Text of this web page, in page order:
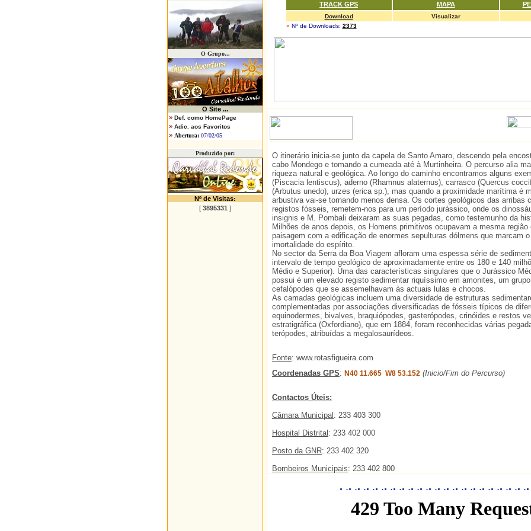
O Grupo...
O Site ...
» Def. como HomePage
» Adic. aos Favoritos
» Abertura: 07/02/05
Produzido por:
Nº de Visitas:
[ 3895331 ]
TRACK GPS MAPA
Download
Visualizar
» Nº de Downloads: 2373
O itinerário inicia-se junto da capela de Santo Amaro, descendo pela
cabo Mondego e tomando a cumeada até à Murtinheira. O percurso alia
riqueza natural e geológica. Ao longo do caminho encontramos alguns
(Piscacia lentiscus), aderno (Rhamnus alaternus), carrasco (Quercus
(Arbutus unedo), urzes (erica sp.), mas quando a proximidade marítima é
arbustiva vai-se tornando menos densa. Os cortes geológicos das arribas
registos fósseis, remetem-nos para um período jurássico, onde os
insignis e M. Pombali deixaram as suas pegadas, como testemunho da
Milhões de anos depois, os Homens primitivos ocupavam a mesma
paisagem com a edificação de enormes sepulturas dólmens que marcam
imortalidade do espírito.
No sector da Serra da Boa Viagem afloram uma espessa série de
intervalo de tempo geológico de aproximadamente entre os 180 e 140
Médio e Superior). Uma das características singulares que o Jurássico
possui é um elevado registo sedimentar riquíssimo em amonites, um
cefalópodes que se assemelhavam às actuais lulas e chocos.
As camadas geológicas incluem uma diversidade de estruturas
complementadas por associações diversificadas de fósseis típicos de
equinodermes, bivalves, braquiópodes, gasterópodes, crinóides e restos
estratigráfica (Oxfordiano), que em 1884, foram reconhecidas várias
terópodes, atribuídas a megalosaurídeos.
Fonte: www.rotasfigueira.com
Coordenadas GPS: N40 11.665 W8 53.152 (Inicio/Fim do Percurso)
Contactos Úteis:
Câmara Municipal : 233 403 300
Hospital Distrital : 233 402 000
Posto da GNR: 233 402 320
Bombeiros Municipais: 233 402 800
. .. .. .. .. .. .. .. .. .. .. .. .. .. .. .. .. .. .. .. .. .